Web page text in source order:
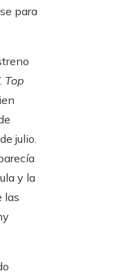
para
Top
julio.
y la
las